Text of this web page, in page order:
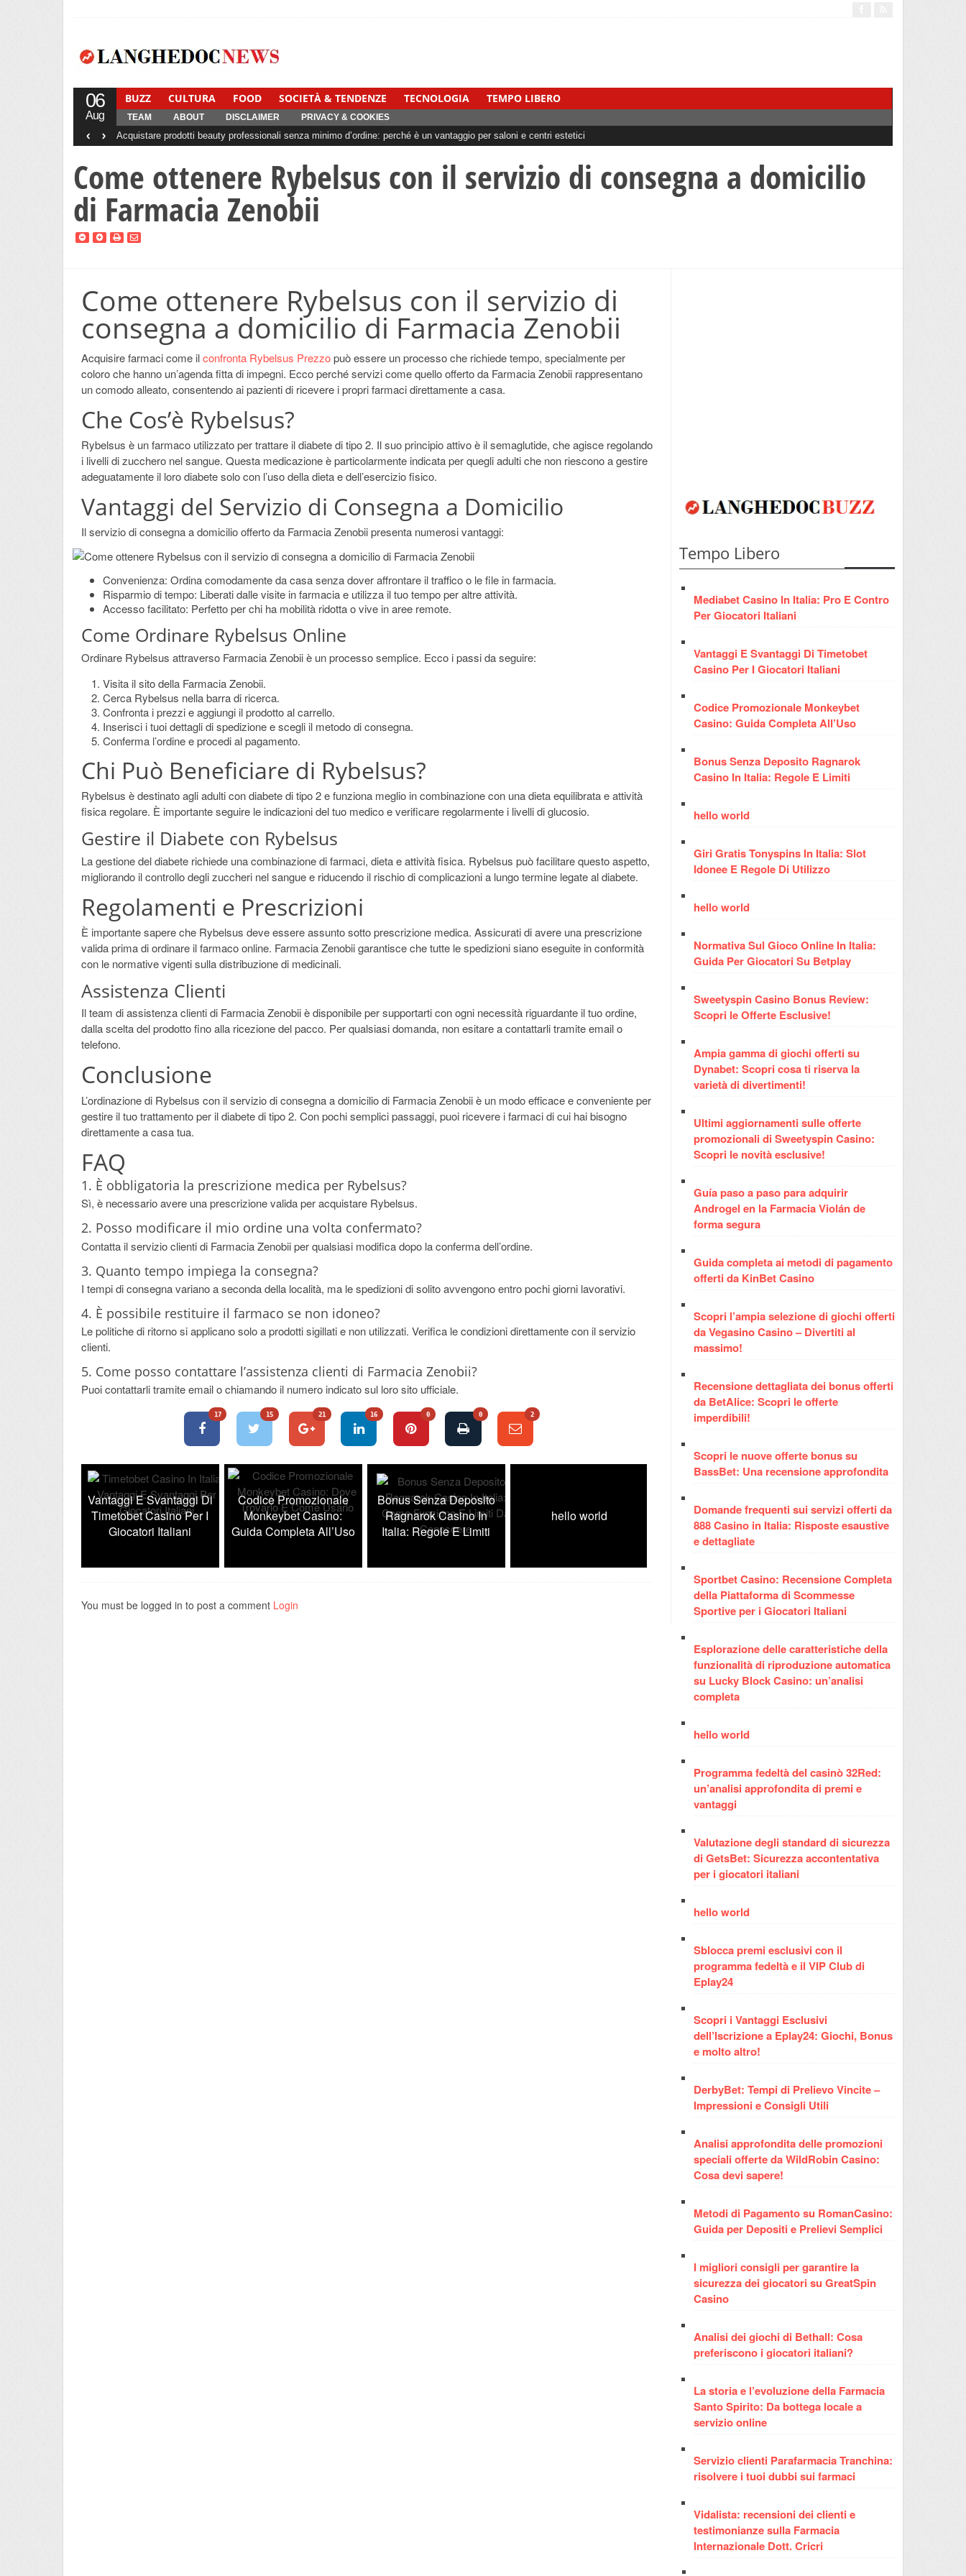
06
Aug
BUZZ CULTURA FOOD SOCIETÀ & TENDENZE TECNOLOGIA TEMPO LIBERO
TEAM ABOUT DISCLAIMER PRIVACY & COOKIES
Acquistare prodotti beauty professionali senza minimo d’ordine: perché è un vantaggio per saloni e centri estetici
‹ ›
Come ottenere Rybelsus con il servizio di consegna a domicilio
di Farmacia Zenobii
Come ottenere Rybelsus con il servizio di
consegna a domicilio di Farmacia Zenobii
Acquisire farmaci come ilconfronta Rybelsus Prezzopuò essere un processo che richiede tempo, specialmente per
coloro che hanno un’agenda fitta di impegni. Ecco perché servizi come quello offerto da Farmacia Zenobii rappresentano
un comodo alleato, consentendo ai pazienti di ricevere i propri farmaci direttamente a casa.
Che Cos’è Rybelsus?
Rybelsus è un farmaco utilizzato per trattare il diabete di tipo 2. Il suo principio attivo è il semaglutide, che agisce regolando
i livelli di zucchero nel sangue. Questa medicazione è particolarmente indicata per quegli adulti che non riescono a gestire
adeguatamente il loro diabete solo con l’uso della dieta e dell’esercizio fisico.
Vantaggi del Servizio di Consegna a Domicilio
Il servizio di consegna a domicilio offerto da Farmacia Zenobii presenta numerosi vantaggi:
Convenienza: Ordina comodamente da casa senza dover affrontare il traffico o le file in farmacia.
Risparmio di tempo: Liberati dalle visite in farmacia e utilizza il tuo tempo per altre attività.
Accesso facilitato: Perfetto per chi ha mobilità ridotta o vive in aree remote.
Come Ordinare Rybelsus Online
Ordinare Rybelsus attraverso Farmacia Zenobii è un processo semplice. Ecco i passi da seguire:
Visita il sito della Farmacia Zenobii.
Cerca Rybelsus nella barra di ricerca.
Confronta i prezzi e aggiungi il prodotto al carrello.
Inserisci i tuoi dettagli di spedizione e scegli il metodo di consegna.
Conferma l’ordine e procedi al pagamento.
Chi Può Beneficiare di Rybelsus?
Rybelsus è destinato agli adulti con diabete di tipo 2 e funziona meglio in combinazione con una dieta equilibrata e attività
fisica regolare. È importante seguire le indicazioni del tuo medico e verificare regolarmente i livelli di glucosio.
Gestire il Diabete con Rybelsus
La gestione del diabete richiede una combinazione di farmaci, dieta e attività fisica. Rybelsus può facilitare questo aspetto,
migliorando il controllo degli zuccheri nel sangue e riducendo il rischio di complicazioni a lungo termine legate al diabete.
Regolamenti e Prescrizioni
È importante sapere che Rybelsus deve essere assunto sotto prescrizione medica. Assicurati di avere una prescrizione
valida prima di ordinare il farmaco online. Farmacia Zenobii garantisce che tutte le spedizioni siano eseguite in conformità
con le normative vigenti sulla distribuzione di medicinali.
Assistenza Clienti
Il team di assistenza clienti di Farmacia Zenobii è disponibile per supportarti con ogni necessità riguardante il tuo ordine,
dalla scelta del prodotto fino alla ricezione del pacco. Per qualsiasi domanda, non esitare a contattarli tramite email o
telefono.
Conclusione
L’ordinazione di Rybelsus con il servizio di consegna a domicilio di Farmacia Zenobii è un modo efficace e conveniente per
gestire il tuo trattamento per il diabete di tipo 2. Con pochi semplici passaggi, puoi ricevere i farmaci di cui hai bisogno
direttamente a casa tua.
FAQ
1. È obbligatoria la prescrizione medica per Rybelsus?
Sì, è necessario avere una prescrizione valida per acquistare Rybelsus.
2. Posso modificare il mio ordine una volta confermato?
Contatta il servizio clienti di Farmacia Zenobii per qualsiasi modifica dopo la conferma dell’ordine.
3. Quanto tempo impiega la consegna?
I tempi di consegna variano a seconda della località, ma le spedizioni di solito avvengono entro pochi giorni lavorativi.
4. È possibile restituire il farmaco se non idoneo?
Le politiche di ritorno si applicano solo a prodotti sigillati e non utilizzati. Verifica le condizioni direttamente con il servizio
clienti.
5. Come posso contattare l’assistenza clienti di Farmacia Zenobii?
Puoi contattarli tramite email o chiamando il numero indicato sul loro sito ufficiale.
17 15 21 16 0 0 2
Vantaggi E Svantaggi Di
Timetobet Casino Per I
Giocatori Italiani
Codice Promozionale
Monkeybet Casino:
Guida Completa All’Uso
Bonus Senza Deposito
Ragnarok Casino In
Italia: Regole E Limiti
hello world
Giri Gratis Tonyspins In
Italia: Slot Idonee E
Regole Di Utilizzo
hello world
You must be logged in to post a comment Login
Tempo Libero
Mediabet Casino In Italia: Pro E Contro
Per Giocatori Italiani
Vantaggi E Svantaggi Di Timetobet
Casino Per I Giocatori Italiani
Codice Promozionale Monkeybet
Casino: Guida Completa All’Uso
Bonus Senza Deposito Ragnarok
Casino In Italia: Regole E Limiti
hello world
Giri Gratis Tonyspins In Italia: Slot
Idonee E Regole Di Utilizzo
hello world
Normativa Sul Gioco Online In Italia:
Guida Per Giocatori Su Betplay
Sweetyspin Casino Bonus Review:
Scopri le Offerte Esclusive!
Ampia gamma di giochi offerti su
Dynabet: Scopri cosa ti riserva la
varietà di divertimenti!
Ultimi aggiornamenti sulle offerte
promozionali di Sweetyspin Casino:
Scopri le novità esclusive!
Guía paso a paso para adquirir
Androgel en la Farmacia Violán de
forma segura
Guida completa ai metodi di pagamento
offerti da KinBet Casino
Scopri l’ampia selezione di giochi offerti
da Vegasino Casino – Divertiti al
massimo!
Recensione dettagliata dei bonus offerti
da BetAlice: Scopri le offerte
imperdibili!
Scopri le nuove offerte bonus su
BassBet: Una recensione approfondita
Domande frequenti sui servizi offerti da
888 Casino in Italia: Risposte esaustive
e dettagliate
Sportbet Casino: Recensione Completa
della Piattaforma di Scommesse
Sportive per i Giocatori Italiani
Esplorazione delle caratteristiche della
funzionalità di riproduzione automatica
su Lucky Block Casino: un’analisi
completa
hello world
Programma fedeltà del casinò 32Red:
un’analisi approfondita di premi e
vantaggi
Valutazione degli standard di sicurezza
di GetsBet: Sicurezza accontentativa
per i giocatori italiani
hello world
Sblocca premi esclusivi con il
programma fedeltà e il VIP Club di
Eplay24
Scopri i Vantaggi Esclusivi
dell’Iscrizione a Eplay24: Giochi, Bonus
e molto altro!
DerbyBet: Tempi di Prelievo Vincite –
Impressioni e Consigli Utili
Analisi approfondita delle promozioni
speciali offerte da WildRobin Casino:
Cosa devi sapere!
Metodi di Pagamento su RomanCasino:
Guida per Depositi e Prelievi Semplici
I migliori consigli per garantire la
sicurezza dei giocatori su GreatSpin
Casino
Analisi dei giochi di Bethall: Cosa
preferiscono i giocatori italiani?
La storia e l’evoluzione della Farmacia
Santo Spirito: Da bottega locale a
servizio online
Servizio clienti Parafarmacia Tranchina:
risolvere i tuoi dubbi sui farmaci
Vidalista: recensioni dei clienti e
testimonianze sulla Farmacia
Internazionale Dott. Cricri